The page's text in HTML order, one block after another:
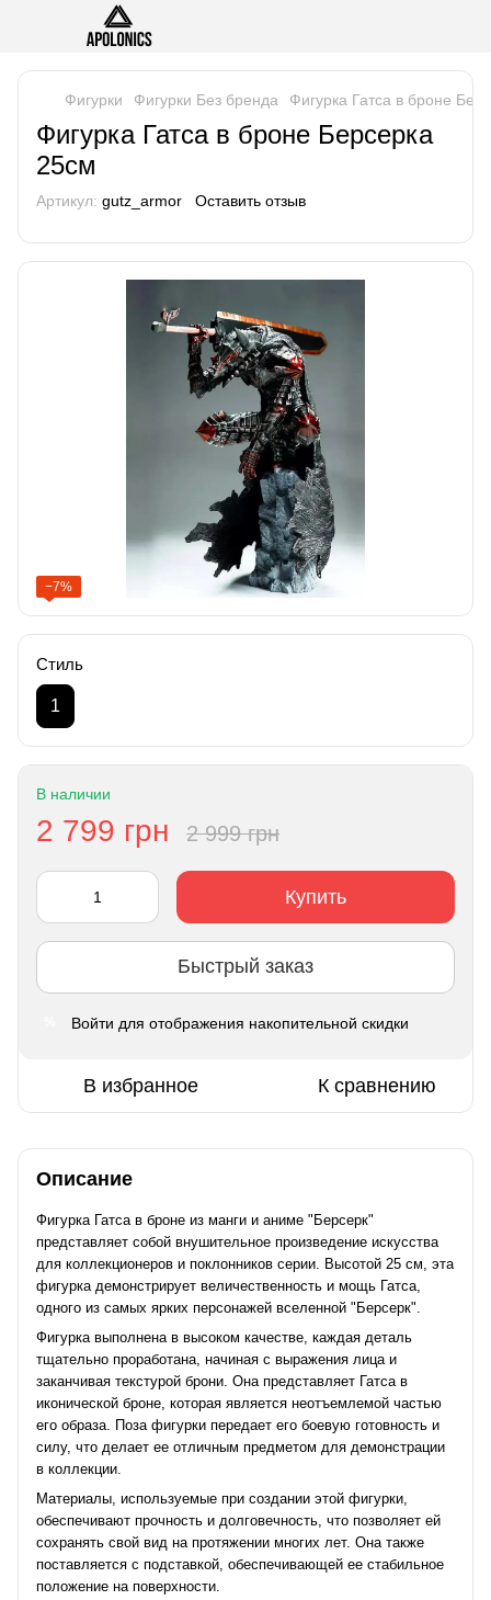
Фигурки Фигурки Без бренда Фигурка Гатса в броне
Фигурка Гатса в броне Берсерка
25см
Артикул: gutz_armor Оставить отзыв
−7%
Стиль
1
В наличии
2 799 грн 2 999 грн
Купить
Быстрый заказ
Войти для отображения накопительной скидки
В избранное К сравнению
Описание
Фигурка Гатса в броне из манги и аниме "Берсерк"
представляет собой внушительное произведение искусства
для коллекционеров и поклонников серии. Высотой 25 см, эта
фигурка демонстрирует величественность и мощь Гатса,
одного из самых ярких персонажей вселенной "Берсерк".
Фигурка выполнена в высоком качестве, каждая деталь
тщательно проработана, начиная с выражения лица и
заканчивая текстурой брони. Она представляет Гатса в
иконической броне, которая является неотъемлемой частью
его образа. Поза фигурки передает его боевую готовность и
силу, что делает ее отличным предметом для демонстрации
в коллекции.
Материалы, используемые при создании этой фигурки,
обеспечивают прочность и долговечность, что позволяет ей
сохранять свой вид на протяжении многих лет. Она также
поставляется с подставкой, обеспечивающей ее стабильное
положение на поверхности.